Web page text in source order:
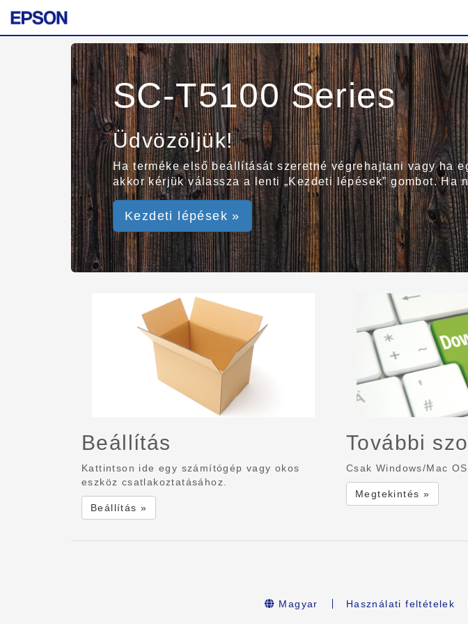
SC-T5100 Series
Üdvözöljük!
Ha terméke első beállítását szeretné végrehajtani vagy ha
akkor kérjük válassza a lenti „Kezdeti lépések” gombot.
Kezdeti lépések »
Beállítás
Kattintson ide egy számítógép vagy okos
eszköz csatlakoztatásához.
Beállítás »
További
Csak Windows/Mac
Megtekintés »
Magyar Használati feltételek